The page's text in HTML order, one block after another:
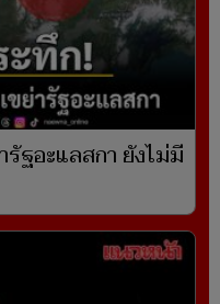
ฐอะแลสกา ยังไม่มี